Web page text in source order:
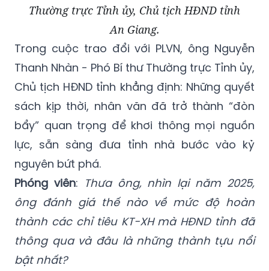
Thường trực Tỉnh ủy, Chủ tịch HĐND tỉnh
An Giang.
Trong cuộc trao đổi với PLVN, ông Nguyễn
Thanh Nhàn - Phó Bí thư Thường trực Tỉnh ủy,
Chủ tịch HĐND tỉnh khẳng định: Những quyết
sách kịp thời, nhân văn đã trở thành “đòn
bẩy” quan trọng để khơi thông mọi nguồn
lực, sẵn sàng đưa tỉnh nhà bước vào kỷ
nguyên bứt phá.
Phóng viên: Thưa ông, nhìn lại năm 2025,
ông đánh giá thế nào về mức độ hoàn
thành các chỉ tiêu KT-XH mà HĐND tỉnh đã
thông qua và đâu là những thành tựu nổi
bật nhất?